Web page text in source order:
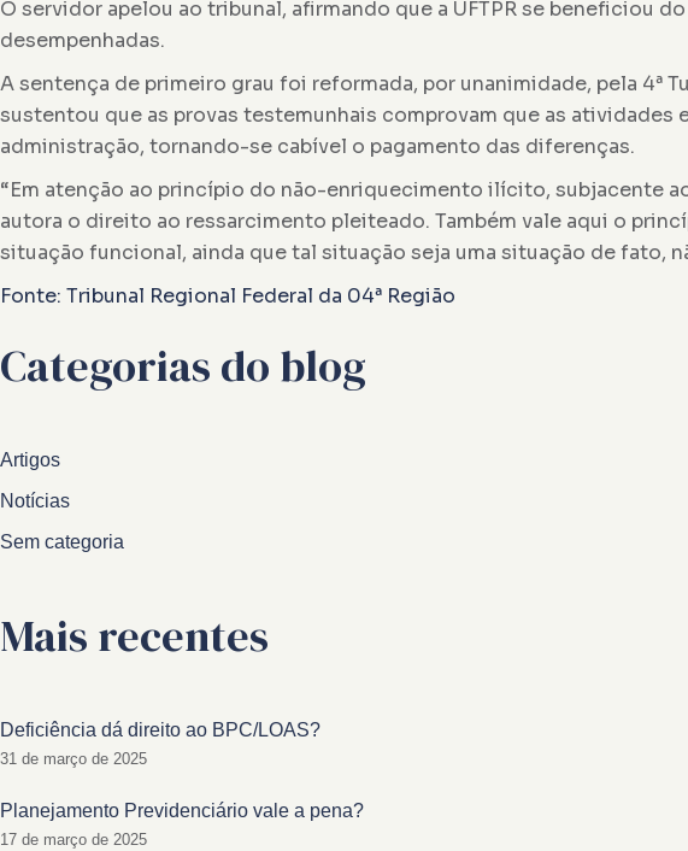
O servidor apelou ao tribunal, afirmando que a UFTPR se beneficiou
desempenhadas.
A sentença de primeiro grau foi reformada, por unanimidade, pela 4ª
sustentou que as provas testemunhais comprovam que as
administração, tornando-se cabível o pagamento das diferenças.
“Em atenção ao princípio do não-enriquecimento ilícito, subjacente
autora o direito ao ressarcimento pleiteado. Também vale aqui o
situação funcional, ainda que tal situação seja uma situação de fato,
Fonte: Tribunal Regional Federal da 04ª Região
Categorias do blog
Artigos
Notícias
Sem categoria
Mais recentes
Deficiência dá direito ao BPC/LOAS?
31 de março de 2025
Planejamento Previdenciário vale a pena?
17 de março de 2025